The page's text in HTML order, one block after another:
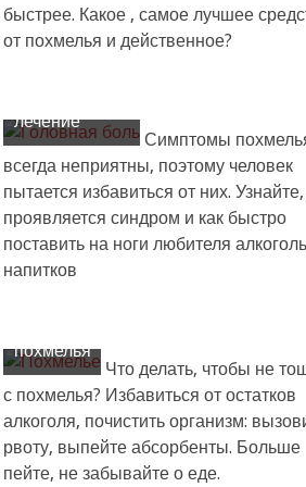
быстрее. Какое , самое лучшее
от похмелья и действенное?
лечение
Симптомы
всегда неприятны, поэтому человек
пытается избавиться от них. Узнайте,
проявляется синдром и как быстро
поставить на ноги любителя
напитков
Что
можно
сделать,
чтобы
перестало
похмелья
Что делать, чтобы не
с похмелья? Избавиться от остатков
алкоголя, почистить организм:
рвоту, выпейте абсорбенты. Больше
пейте, не забывайте о еде.
Причины